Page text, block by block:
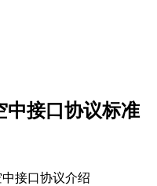
中接口协议标准
接口协议介绍